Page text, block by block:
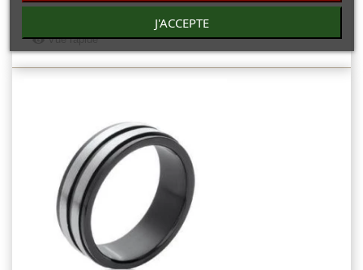
Vue rapide
J'ACCEPTE